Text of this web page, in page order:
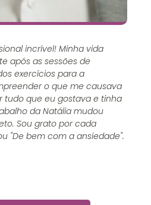
incrível! Minha vida
após as sessões de
exercícios para a
o que me causava
tudo que eu gostava e tinha
da Natália mudou
Sou grato por cada
"De bem com a ansiedade".